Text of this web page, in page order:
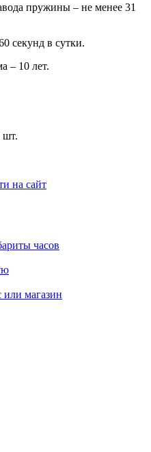
пружины – не менее 31
секунд в сутки.
– 10 лет.
шт.
на сайт
часов
магазин